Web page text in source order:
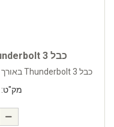
כבל Thunderbolt 3 באורך 2 מטר Type C
כבל Thunderbolt 3 באורך 2 מטר בצבע שחור. הכבל עם חיבורים...
מק"ט: